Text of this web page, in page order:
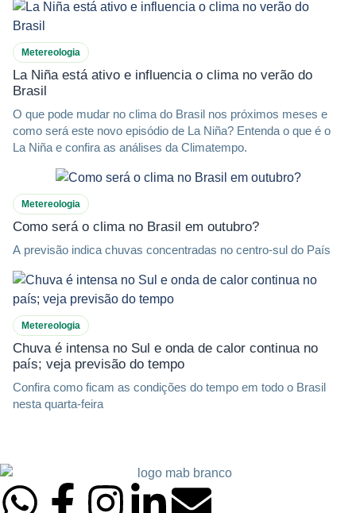
Metereologia
La Niña está ativo e influencia o clima no verão do
Brasil
O que pode mudar no clima do Brasil nos próximos meses e
como será este novo episódio de La Niña? Entenda o que é o
La Niña e confira as análises da Climatempo.
Metereologia
Como será o clima no Brasil em outubro?
A previsão indica chuvas concentradas no centro-sul do País
Metereologia
Chuva é intensa no Sul e onda de calor continua no
país; veja previsão do tempo
Confira como ficam as condições do tempo em todo o Brasil
nesta quarta-feira